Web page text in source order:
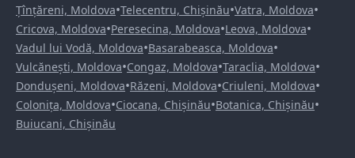
Țînțăreni, Moldova•Telecentru, Chișinău•Vatra, Moldova•
Cricova, Moldova•Peresecina, Moldova•Leova, Moldova•
Vadul lui Vodă, Moldova•Basarabeasca, Moldova•
Vulcănești, Moldova•Congaz, Moldova•Taraclia, Moldova•
Dondușeni, Moldova•Răzeni, Moldova•Criuleni, Moldova•
Colonița, Moldova•Ciocana, Chișinău•Botanica, Chișinău•
Buiucani, Chișinău